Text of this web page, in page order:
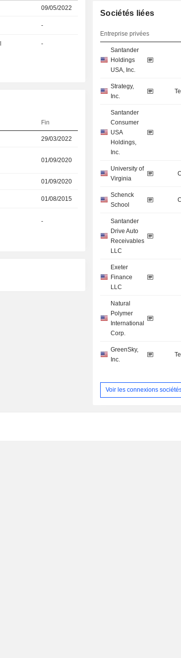
09/05/2022
-
-
Fin
29/03/2022
01/09/2020
01/09/2020
01/08/2015
-
Sociétés liées
Entreprise privées
Santander
Holdings
USA, Inc.
Strategy,
Inc.
Santander
Consumer
USA
Holdings,
Inc.
University of
Virginia
Schenck
School
Santander
Drive Auto
Receivables
LLC
Exeter
Finance
LLC
Natural
Polymer
International
Corp.
GreenSky,
Inc.
Voir les connexions